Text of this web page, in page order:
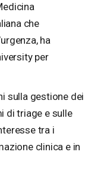
che
ha
per
sulla gestione dei
di triage e sulle
tra i
clinica e in